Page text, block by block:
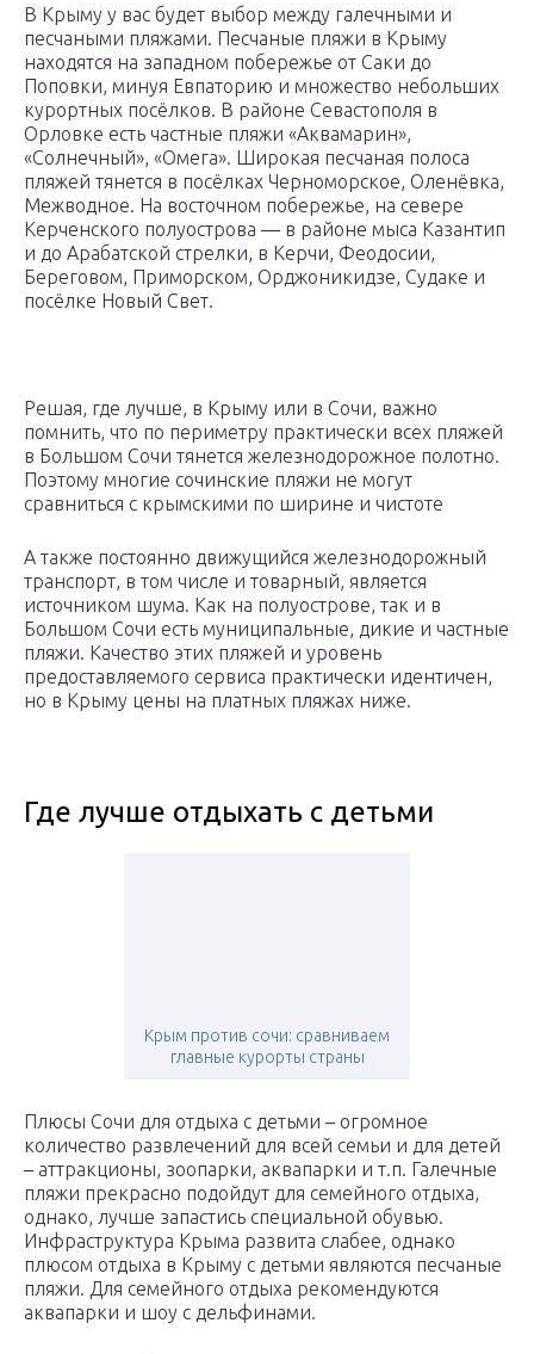
В Крыму у вас будет выбор между галечными и
песчаными пляжами. Песчаные пляжи в Крыму
находятся на западном побережье от Саки до
Поповки, минуя Евпаторию и множество небольших
курортных посёлков. В районе Севастополя в
Орловке есть частные пляжи «Аквамарин»,
«Солнечный», «Омега». Широкая песчаная полоса
пляжей тянется в посёлках Черноморское, Оленёвка,
Межводное. На восточном побережье, на севере
Керченского полуострова — в районе мыса Казантип
и до Арабатской стрелки, в Керчи, Феодосии,
Береговом, Приморском, Орджоникидзе, Судаке и
посёлке Новый Свет.
Решая, где лучше, в Крыму или в Сочи, важно
помнить, что по периметру практически всех пляжей
в Большом Сочи тянется железнодорожное полотно.
Поэтому многие сочинские пляжи не могут
сравниться с крымскими по ширине и чистоте
А также постоянно движущийся железнодорожный
транспорт, в том числе и товарный, является
источником шума. Как на полуострове, так и в
Большом Сочи есть муниципальные, дикие и частные
пляжи. Качество этих пляжей и уровень
предоставляемого сервиса практически идентичен,
но в Крыму цены на платных пляжах ниже.
Где лучше отдыхать с детьми
Крым против сочи: сравниваем
главные курорты страны
Плюсы Сочи для отдыха с детьми – огромное
количество развлечений для всей семьи и для детей
– аттракционы, зоопарки, аквапарки и т.п. Галечные
пляжи прекрасно подойдут для семейного отдыха,
однако, лучше запастись специальной обувью.
Инфраструктура Крыма развита слабее, однако
плюсом отдыха в Крыму с детьми являются песчаные
пляжи. Для семейного отдыха рекомендуются
аквапарки и шоу с дельфинами.